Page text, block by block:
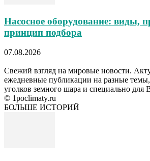
Насосное оборудование: виды,
принцип подбора
07.08.2026
Свежий взгляд на мировые новости.
ежедневные публикации на разные
уголков земного шара и специально для
© 1poclimaty.ru
БОЛЬШЕ ИСТОРИЙ